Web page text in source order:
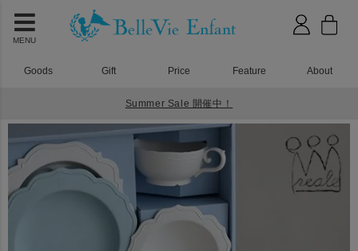
MENU
Goods Gift Price Feature About
Summer Sale 開催中！
レアーレ（Reale） 100daysセット（食器４点）